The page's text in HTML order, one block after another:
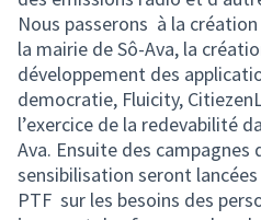
Nous passerons à la
la mairie de Sô-Ava, la
développement des
democratie, Fluicity,
l’exercice de la redevabilité
Ava. Ensuite des campagnes
sensibilisation seront
PTF sur les besoins des